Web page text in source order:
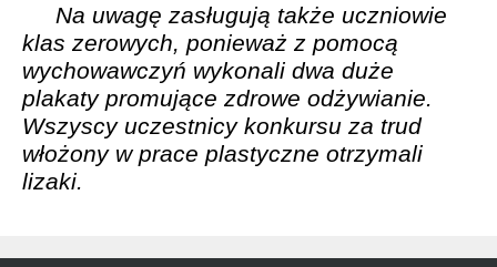
Na uwagę zasługują także uczniowie
klas zerowych, ponieważ z pomocą
wychowawczyń wykonali dwa duże
plakaty promujące zdrowe odżywianie.
Wszyscy uczestnicy konkursu za trud
włożony w prace plastyczne otrzymali
lizaki.